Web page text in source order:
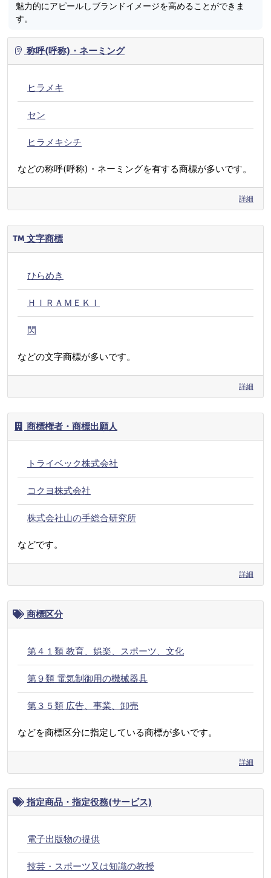
魅力的にアピールしブランドイメージを高めることができま
す。
称呼(呼称)・ネーミング
ヒラメキ
セン
ヒラメキシチ
などの称呼(呼称)・ネーミングを有する商標が多いです。
詳細
文字商標
ひらめき
ＨＩＲＡＭＥＫＩ
閃
などの文字商標が多いです。
詳細
商標権者・商標出願人
トライベック株式会社
コクヨ株式会社
株式会社山の手総合研究所
などです。
詳細
商標区分
第４１類 教育、娯楽、スポーツ、文化
第９類 電気制御用の機械器具
第３５類 広告、事業、卸売
などを商標区分に指定している商標が多いです。
詳細
指定商品・指定役務(サービス)
電子出版物の提供
技芸・スポーツ又は知識の教授